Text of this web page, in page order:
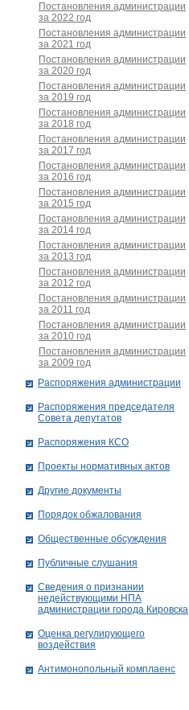
Постановления администрации
за 2022 год
Постановления администрации
за 2021 год
Постановления администрации
за 2020 год
Постановления администрации
за 2019 год
Постановления администрации
за 2018 год
Постановления администрации
за 2017 год
Постановления администрации
за 2016 год
Постановления администрации
за 2015 год
Постановления администрации
за 2014 год
Постановления администрации
за 2013 год
Постановления администрации
за 2012 год
Постановления администрации
за 2011 год
Постановления администрации
за 2010 год
Постановления администрации
за 2009 год
Распоряжения администрации
Распоряжения председателя
Совета депутатов
Распоряжения КСО
Проекты нормативных актов
Другие документы
Порядок обжалования
Общественные обсуждения
Публичные слушания
Сведения о признании
недействующими НПА
администрации города Кировскa
Оценка регулирующего
воздействия
Антимонопольный комплаенс